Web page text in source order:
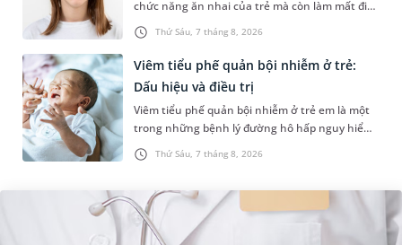
Thứ Sáu, 7 tháng 8, 2026
chức năng ăn nhai của trẻ mà còn làm mất đi
sự cân đối của khuôn mặt. Do đó, cần khắc
phục sớm tình trạng này để...
Thứ Sáu, 7 tháng 8, 2026
Viêm tiểu phế quản bội nhiễm ở trẻ:
Dấu hiệu và điều trị
Viêm tiểu phế quản bội nhiễm ở trẻ em là một
trong những bệnh lý đường hô hấp nguy hiểm,
thường bùng phát vào thời điểm giao mùa. Khi
những tổn thương ban đầ...